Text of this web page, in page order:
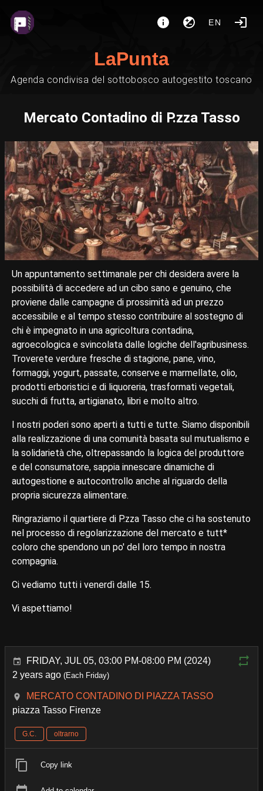
EN
LaPunta
Agenda condivisa del sottobosco autogestito toscano
Mercato Contadino di P.zza Tasso
Un appuntamento settimanale per chi desidera avere la
possibilità di accedere ad un cibo sano e genuino, che
proviene dalle campagne di prossimità ad un prezzo
accessibile e al tempo stesso contribuire al sostegno di
chi è impegnato in una agricoltura contadina,
agroecologica e svincolata dalle logiche dell'agribusiness.
Troverete verdure fresche di stagione, pane, vino,
formaggi, yogurt, passate, conserve e marmellate, olio,
prodotti erboristici e di liquoreria, trasformati vegetali,
succhi di frutta, artigianato, libri e molto altro.
I nostri poderi sono aperti a tutti e tutte. Siamo disponibili
alla realizzazione di una comunità basata sul mutualismo e
la solidarietà che, oltrepassando la logica del produttore
e del consumatore, sappia innescare dinamiche di
autogestione e autocontrollo anche al riguardo della
propria sicurezza alimentare.
Ringraziamo il quartiere di P.zza Tasso che ci ha sostenuto
nel processo di regolarizzazione del mercato e tutt*
coloro che spendono un po' del loro tempo in nostra
compagnia.
Ci vediamo tutti i venerdì dalle 15.
Vi aspettiamo!
FRIDAY, JUL 05, 03:00 PM-08:00 PM (2024)
2 years ago (Each Friday)
MERCATO CONTADINO DI PIAZZA TASSO
piazza Tasso Firenze
G.C. oltrarno
Copy link